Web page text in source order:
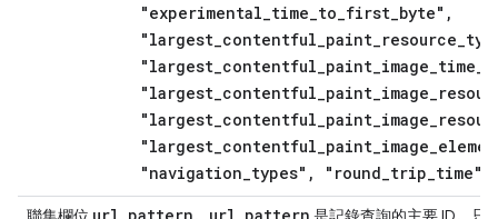
"experimental_time_to_first_byte",
"navigation_types", "round_trip_time"]